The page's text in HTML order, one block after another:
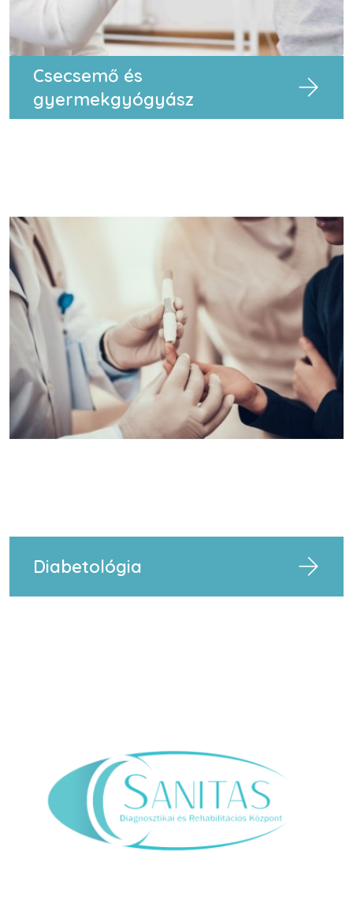
Csecsemő és
gyermekgyógyász
Diabetológia